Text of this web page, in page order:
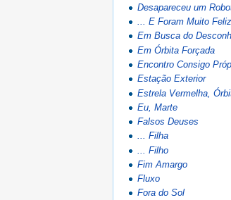
Desapareceu um
... E Foram Muito
Em Busca do
Em Órbita Forçada
Encontro Consigo
Estação Exterior
Estrela Vermelha,
Eu, Marte
Falsos Deuses
... Filha
... Filho
Fim Amargo
Fluxo
Fora do Sol